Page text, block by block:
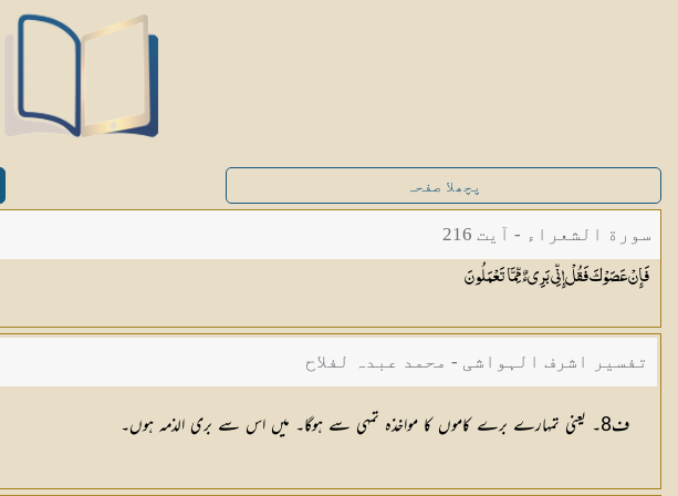
پچھلا صفحہ
سورة الشعراء - آیت 216
فَإِنْ عَصَوْكَ فَقُلْ إِنِّي بَرِيءٌ مِّمَّاتَعْمَلُونَ
تفسیر اشرف الہواشی - محمد عبدہ لفلاح
ف8۔ یعنی تمہارے برے کاموں کا مواخذہ تمہی سے ہوگا۔ میں اس سے بری الذمہ ہوں۔